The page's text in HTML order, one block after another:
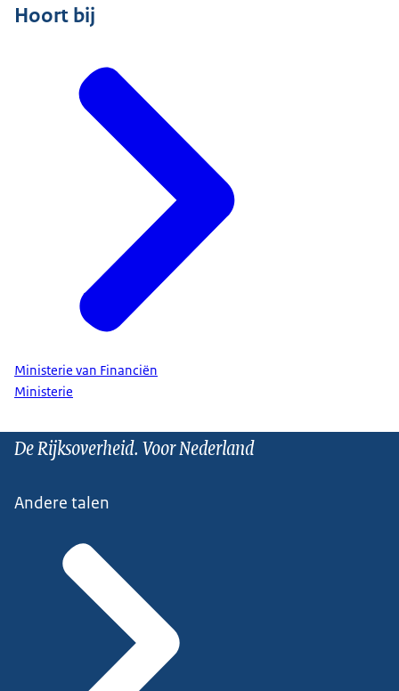
Hoort bij
Ministerie van Financiën
Ministerie
De Rijksoverheid. Voor Nederland
Andere talen